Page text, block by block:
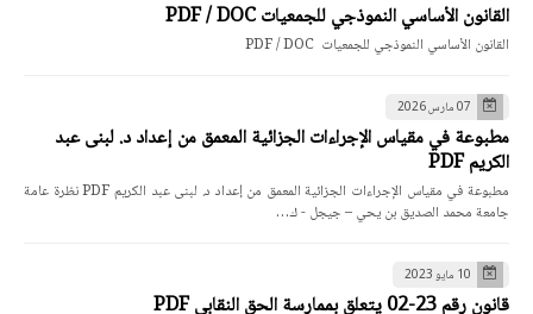
القانون الأساسي النموذجي للجمعيات PDF / DOC
القانون الأساسي النموذجي للجمعيات PDF / DOC
07 مارس 2026
مطبوعة في مقياس الإجراءات الجزائية المعمق من إعداد د. لبنى عبد
الكريم PDF
مطبوعة في مقياس الإجراءات الجزائية المعمق من إعداد د. لبنى عبد الكريم PDF نظرة عامة
جامعة محمد الصديق بن يحي – جيجل - ك…
10 مايو 2023
قانون رقم 23-02 يتعلق بممارسة الحق النقابي PDF